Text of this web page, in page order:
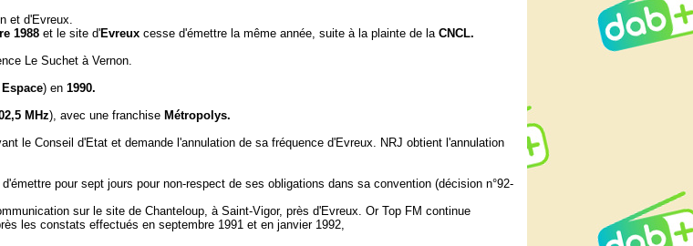
et d'Evreux.
1988 et le site d'Evreux cesse d'émettre la même année, suite à la plainte de la CNCL.
Le Suchet à Vernon.
) en 1990.
MHz), avec une franchise Métropolys.
le Conseil d'Etat et demande l'annulation de sa fréquence d'Evreux. NRJ obtient l'annulation
pour sept jours pour non-respect de ses obligations dans sa convention (décision n°92-
sur le site de Chanteloup, à Saint-Vigor, près d'Evreux. Or Top FM continue
les constats effectués en septembre 1991 et en janvier 1992,